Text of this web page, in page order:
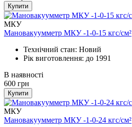
Купити
МКУ
Мановакуумметр МКУ -1-0-15 кгс/см²
Технічний стан: Новий
Рік виготовлення: до 1991
В наявності
600 грн
Купити
МКУ
Мановакуумметр МКУ -1-0-24 кгс/см²